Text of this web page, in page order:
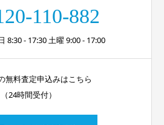
110-882
8:30 - 17:30 土曜 9:00 - 17:00
無料査定申込みはこちら
（24時間受付）